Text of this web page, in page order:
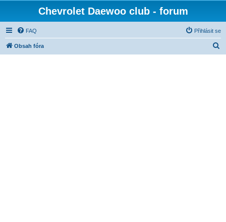
Chevrolet Daewoo club - forum
FAQ Přihlásit se
Obsah fóra